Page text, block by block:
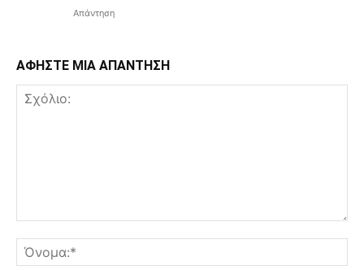
Απάντηση
ΑΦΗΣΤΕ ΜΙΑ ΑΠΑΝΤΗΣΗ